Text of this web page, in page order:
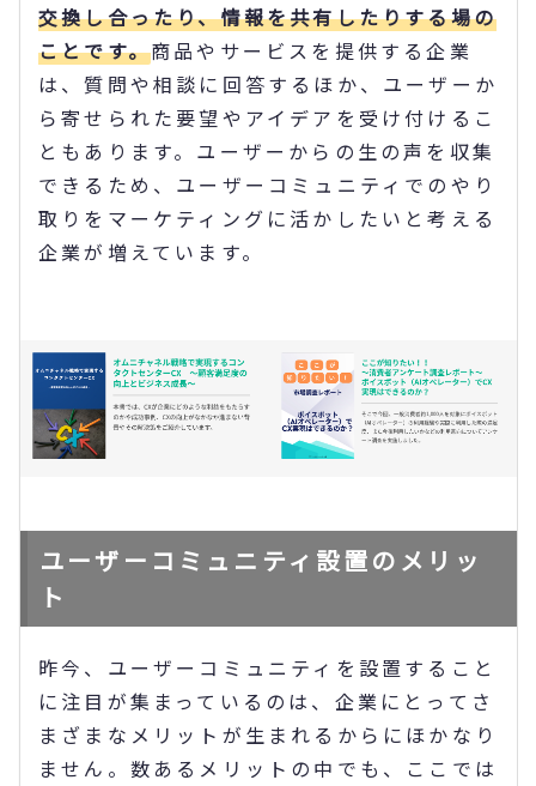
交換し合ったり、情報を共有したりする場の
ことです。商品やサービスを提供する企業
は、質問や相談に回答するほか、ユーザーか
ら寄せられた要望やアイデアを受け付けるこ
ともあります。ユーザーからの生の声を収集
できるため、ユーザーコミュニティでのやり
取りをマーケティングに活かしたいと考える
企業が増えています。
ユーザーコミュニティ設置のメリッ
ト
昨今、ユーザーコミュニティを設置すること
に注目が集まっているのは、企業にとってさ
まざまなメリットが生まれるからにほかなり
ません。数あるメリットの中でも、ここでは